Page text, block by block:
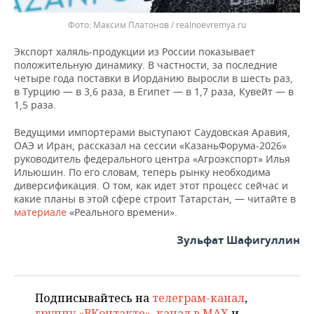
Максим Платонов / realnoevremya.ru
Экспорт халяль-продукции из России показывает
положительную динамику. В частности, за последние
четыре года поставки в Иорданию выросли в шесть раз,
в Турцию — в 3,6 раза, в Египет — в 1,7 раза, Кувейт — в
1,5 раза.
Ведущими импортерами выступают Саудовская Аравия,
ОАЭ и Иран, рассказал на сессии «КазаньФорума-2026»
руководитель федерального центра «Агроэкспорт» Илья
Ильюшин. По его словам, теперь рынку необходима
диверсификация. О том, как идет этот процесс сейчас и
какие планы в этой сфере строит Татарстан, — читайте в
материале «Реального времени».
Зульфат Шафигуллин
Подписывайтесь на телеграм-канал,